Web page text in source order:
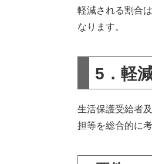
軽減される割合
なります。
5．軽
生活保護受給者
担等を総合的に